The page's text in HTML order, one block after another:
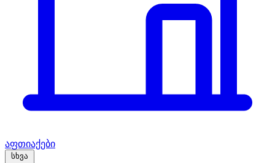
აფთიაქები
სხვა